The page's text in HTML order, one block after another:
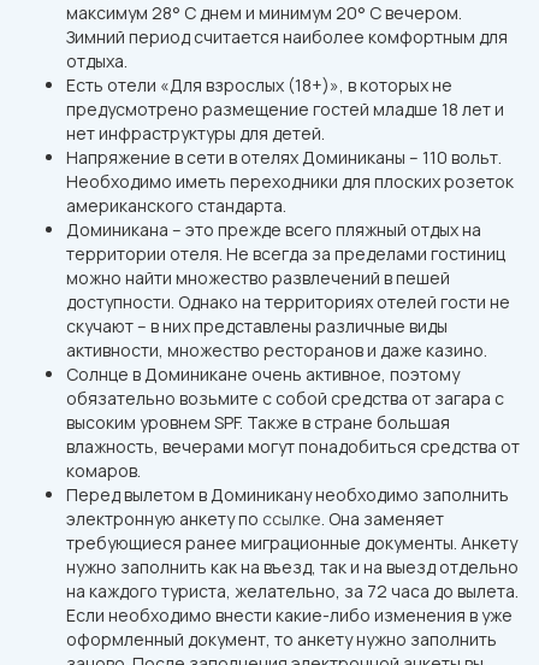
максимум 28° C днем и минимум 20° C вечером.
Зимний период считается наиболее комфортным для
отдыха.
Есть отели «Для взрослых (18+)», в которых не
предусмотрено размещение гостей младше 18 лет и
нет инфраструктуры для детей.
Напряжение в сети в отелях Доминиканы – 110 вольт.
Необходимо иметь переходники для плоских розеток
американского стандарта.
Доминикана – это прежде всего пляжный отдых на
территории отеля. Не всегда за пределами гостиниц
можно найти множество развлечений в пешей
доступности. Однако на территориях отелей гости не
скучают – в них представлены различные виды
активности, множество ресторанов и даже казино.
Солнце в Доминикане очень активное, поэтому
обязательно возьмите с собой средства от загара с
высоким уровнем SPF. Также в стране большая
влажность, вечерами могут понадобиться средства от
комаров.
Перед вылетом в Доминикану необходимо заполнить
электронную анкету по ссылке. Она заменяет
требующиеся ранее миграционные документы. Анкету
нужно заполнить как на въезд, так и на выезд отдельно
на каждого туриста, желательно, за 72 часа до вылета.
Если необходимо внести какие-либо изменения в уже
оформленный документ, то анкету нужно заполнить